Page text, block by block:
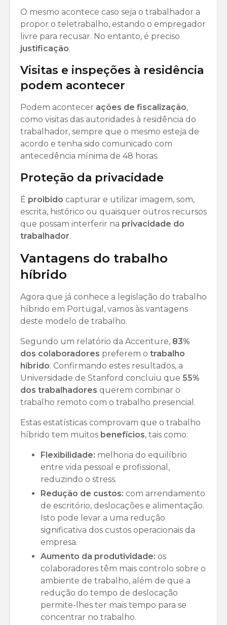
O mesmo acontece caso seja o trabalhador a
propor o teletrabalho, estando o empregador
livre para recusar. No entanto, é preciso
justificação.
Visitas e inspeções à residência
podem acontecer
Podem acontecer ações de fiscalização,
como visitas das autoridades à residência do
trabalhador, sempre que o mesmo esteja de
acordo e tenha sido comunicado com
antecedência mínima de 48 horas.
Proteção da privacidade
É proibido capturar e utilizar imagem, som,
escrita, histórico ou quaisquer outros recursos
que possam interferir na privacidade do
trabalhador.
Vantagens do trabalho
híbrido
Agora que já conhece a legislação do trabalho
híbrido em Portugal, vamos às vantagens
deste modelo de trabalho.
Segundo um relatório da Accenture, 83%
dos colaboradores preferem o trabalho
híbrido. Confirmando estes resultados, a
Universidade de Stanford concluiu que 55%
dos trabalhadores querem combinar o
trabalho remoto com o trabalho presencial.
Estas estatísticas comprovam que o trabalho
híbrido tem muitos benefícios, tais como:
Flexibilidade: melhoria do equilíbrio
entre vida pessoal e profissional,
reduzindo o stress.
Redução de custos: com arrendamento
de escritório, deslocações e alimentação.
Isto pode levar a uma redução
significativa dos custos operacionais da
empresa.
Aumento da produtividade: os
colaboradores têm mais controlo sobre o
ambiente de trabalho, além de que a
redução do tempo de deslocação
permite-lhes ter mais tempo para se
concentrar no trabalho.